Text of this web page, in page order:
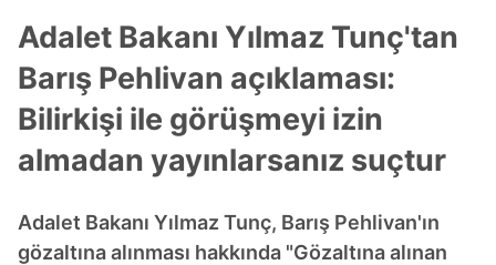
Adalet Bakanı Yılmaz Tunç'tan
Barış Pehlivan açıklaması:
Bilirkişi ile görüşmeyi izin
almadan yayınlarsanız suçtur
Adalet Bakanı Yılmaz Tunç, Barış Pehlivan'ın
gözaltına alınması hakkında "Gözaltına alınan